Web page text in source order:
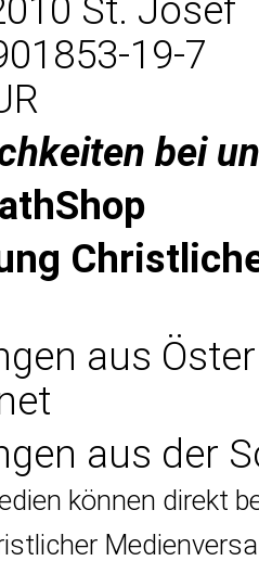
St. Josef
19-7
bei
aus
aus der
können direkt